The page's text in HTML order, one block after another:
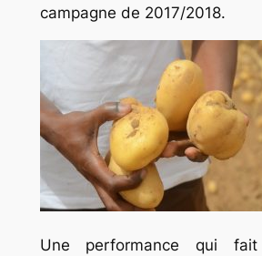
campagne de 2017/2018.
Une performance qui